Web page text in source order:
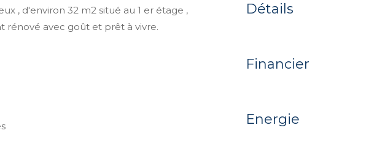
, d'environ 32 m2 situé au 1 er étage ,
rénové avec goût et prêt à vivre.
Détails
Financier
Energie